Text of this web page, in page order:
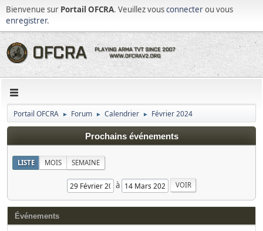
Bienvenue sur Portail OFCRA. Veuillez vousconnecterou vous
enregistrer.
Portail OFCRA ► Forum ► Calendrier ► Février 2024
Prochains événements
LISTE MOIS SEMAINE
à
Événements